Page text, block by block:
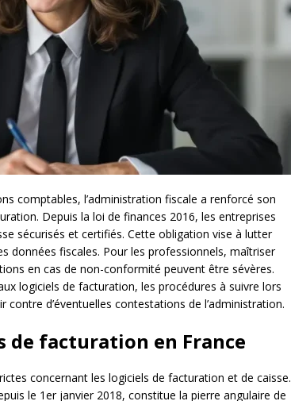
comptables, l’administration fiscale a renforcé son
Depuis la loi de finances 2016, les entreprises
sécurisés et certifiés. Cette obligation vise à lutter
données fiscales. Pour les professionnels, maîtriser
en cas de non-conformité peuvent être sévères.
logiciels de facturation, les procédures à suivre lors
d’éventuelles contestations de l’administration.
de facturation en France
concernant les logiciels de facturation et de caisse.
le 1er janvier 2018, constitue la pierre angulaire de